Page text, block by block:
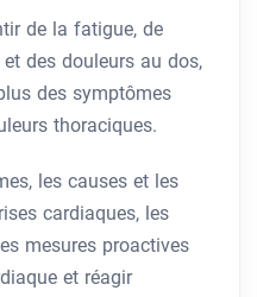
de la fatigue, de
et des douleurs au dos,
des symptômes
thoraciques.
les causes et les
cardiaques, les
mesures proactives
et réagir